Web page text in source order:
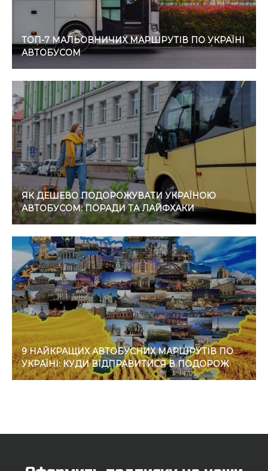
ТОП-7 МАЛЬОВНИЧИХ МАРШРУТІВ ПО УКРАЇНІ
АВТОБУСОМ
ЯК ДЕШЕВО ПОДОРОЖУВАТИ УКРАЇНОЮ
АВТОБУСОМ: ПОРАДИ ТА ЛАЙФХАКИ
9 НАЙКРАЩИХ АВТОБУСНИХ МАРШРУТІВ ПО
УКРАЇНІ: КУДИ ВІДПРАВИТИСЯ В ПОДОРОЖ